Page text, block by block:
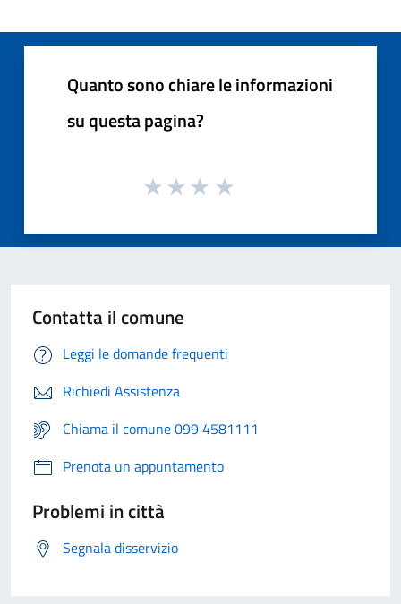
Quanto sono chiare le informazioni
su questa pagina?
Contatta il comune
Leggi le domande frequenti
Richiedi Assistenza
Chiama il comune 099 4581111
Prenota un appuntamento
Problemi in città
Segnala disservizio